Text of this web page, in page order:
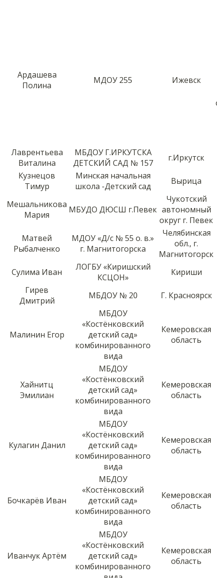
Ардашева
Полина
МДОУ 255 Ижевск
Лаврентьева
Виталина
МБДОУ Г.ИРКУТСКА
ДЕТСКИЙ САД № 157
г.Иркутск
Кузнецов
Тимур
Минская начальная
школа -Детский сад
Вырица
Мешальникова
Мария
МБУДО ДЮСШ г.Певек
Чукотский
автономный
округ г. Певек
Матвей
Рыбалченко
МДОУ «Д/с № 55 о. в.»
г. Магнитогорска
Челябинская
обл., г.
Магнитогорск
Сулима Иван
ЛОГБУ «Киришский
КСЦОН»
Кириши
Гирев
Дмитрий
МБДОУ № 20 Г. Красноярск
Малинин Егор
МБДОУ
«Костёнковский
детский сад»
комбинированного
вида
Кемеровская
область
Хайнитц
Эмилиан
МБДОУ
«Костёнковский
детский сад»
комбинированного
вида
Кемеровская
область
Кулагин Данил
МБДОУ
«Костёнковский
детский сад»
комбинированного
вида
Кемеровская
область
Бочкарёв Иван
МБДОУ
«Костёнковский
детский сад»
комбинированного
вида
Кемеровская
область
Иванчук Артём
МБДОУ
«Костёнковский
детский сад»
комбинированного
Кемеровская
область